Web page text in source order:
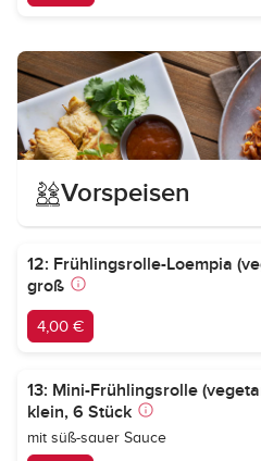
Vorspeisen
12: Frühlingsrolle-Loempia
groß
4,00 €
13: Mini-Frühlingsrolle
klein, 6 Stück
mit süß-sauer Sauce